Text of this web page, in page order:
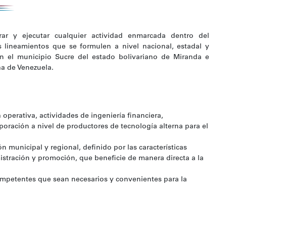
y ejecutar cualquier actividad enmarcada dentro del
lineamientos que se formulen a nivel nacional, estadal y
el municipio Sucre del estado bolivariano de Miranda e
de Venezuela.
actividades de ingeniería financiera,
a nivel de productores de tecnología alterna para el
municipal y regional, definido por las características
y promoción, que beneficie de manera directa a la
que sean necesarios y convenientes para la